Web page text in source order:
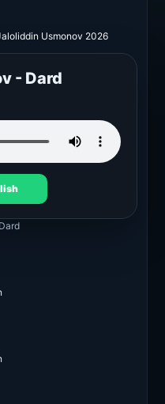
Usmonov 2026
- Dard